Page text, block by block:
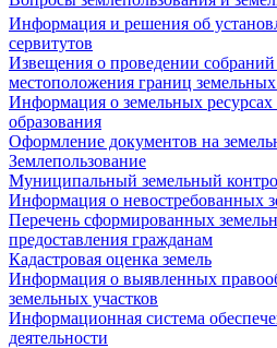
Информация и решения об
сервитутов
Извещения о проведении
местоположения границ земельных
Информация о земельных
образования
Оформление документов на
Землепользование
Муниципальный земельный
Информация о невостребованных
Перечень сформированных
предоставления гражданам
Кадастровая оценка земель
Информация о выявленных
земельных участков
Информационная система
деятельности